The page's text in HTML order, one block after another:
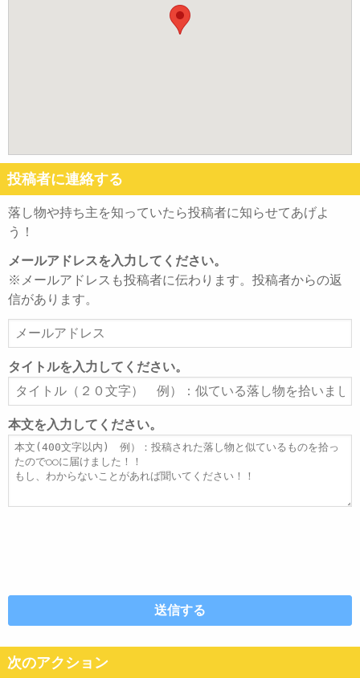
投稿者に連絡する
落し物や持ち主を知っていたら投稿者に知らせてあげよ
う！
メールアドレスを入力してください。
※メールアドレスも投稿者に伝わります。投稿者からの返
信があります。
ー
ル
ア
ド
レ
ス
タイトルを入力してください。
タ
イ
ト
ル
本文を入力してください。
本
文
次のアクション